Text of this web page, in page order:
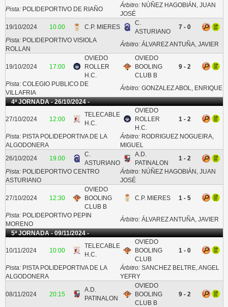
Pista:POLIDEPORTIVO DE RIAÑO
Árbitro:NÚÑEZ HAGOBIÁN, JUAN
JOSÉ
19/10/2024
10.00 C.P. MIERES
C.
ASTURIANO
7 - 0
Pista:POLIDEPORTIVO VISIOLA
ROLLAN
Árbitro:ÁLVAREZ ANTUÑA, JAVIER
19/10/2024 17:00
OVIEDO
ROLLER
H.C.
OVIEDO
BOOLING
CLUB B
9 - 2
Pista:COLEGIO PUBLICO DE
VILLAFRIA
Árbitro:GONZALEZ ABOL, ENRIQUE
4ª JORNADA - 26/10/2024 -
27/10/2024 12:00
TELECABLE
H.C.
OVIEDO
ROLLER
H.C.
1 - 2
Pista:PISTA POLIDEPORTIVA DE LA
ALGODONERA
Árbitro:RODRIGUEZ NOGUEIRA,
MIGUEL
26/10/2024
19.00
C.
ASTURIANO
A.D.
PATINALON
1 - 2
Pista:POLIDEPORTIVO CENTRO
ASTURIANO
Árbitro:NÚÑEZ HAGOBIÁN, JUAN
JOSÉ
27/10/2024 12:30
OVIEDO
BOOLING
CLUB B
C.P. MIERES 1 - 5
Pista:POLIDEPORTIVO PEPIN
MORENO
Árbitro:ÁLVAREZ ANTUÑA, JAVIER
5ª JORNADA - 09/11/2024 -
10/11/2024 10:00
TELECABLE
H.C.
OVIEDO
BOOLING
CLUB
1 - 0
Pista:PISTA POLIDEPORTIVA DE LA
ALGODONERA
Árbitro:SANCHEZ BELTRE, ANGEL
YEFRY
08/11/2024 20:15
A.D.
PATINALON
OVIEDO
BOOLING
CLUB B
9 - 2